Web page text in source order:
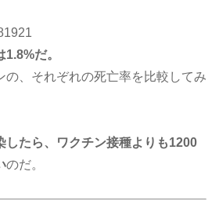
だ。
の、それぞれの死亡率を比較してみ
したら、ワクチン接種よりも1200
のだ。